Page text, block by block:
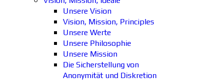
Unsere Vision
Vision, Mission, Principles
Unsere Werte
Unsere Philosophie
Unsere Mission
Die Sicherstellung von
Anonymität und Diskretion